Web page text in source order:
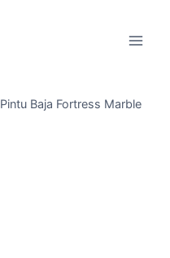
Pintu Baja Fortress Marble